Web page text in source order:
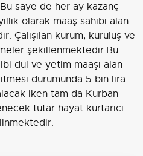
saye de her ay kazanç
olarak maaş sahibi alan
Çalışılan kurum, kuruluş ve
şekillenmektedir.Bu
dul ve yetim maaşı alan
durumunda 5 bin lira
iken tam da Kurban
tutar hayat kurtarıcı